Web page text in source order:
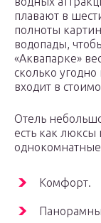
плавают в
полноты
водопады,
«Аквапарке»
сколько
входит в
Отель
есть как люксы
Комфорт.